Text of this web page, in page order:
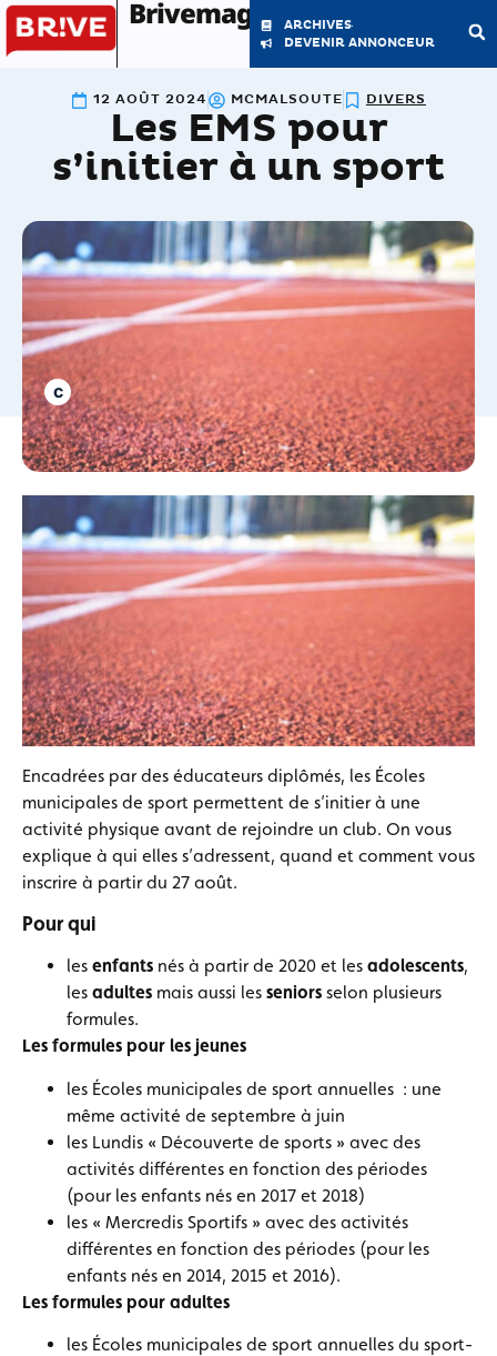
Brivemag'
ARCHIVES
DEVENIR ANNONCEUR
12 AOÛT 2024 MCMALSOUTE DIVERS
Les EMS pour
s’initier à un sport
Encadrées par des éducateurs diplômés, les Écoles
municipales de sport permettent de s’initier à une
activité physique avant de rejoindre un club. On vous
explique à qui elles s’adressent, quand et comment vous
inscrire à partir du 27 août.
Pour qui
les enfants nés à partir de 2020 et les adolescents,
les adultes mais aussi les seniors selon plusieurs
formules.
Les formules pour les jeunes
les Écoles municipales de sport annuelles : une
même activité de septembre à juin
les Lundis « Découverte de sports » avec des
activités différentes en fonction des périodes
(pour les enfants nés en 2017 et 2018)
les « Mercredis Sportifs » avec des activités
différentes en fonction des périodes (pour les
enfants nés en 2014, 2015 et 2016).
Les formules pour adultes
les Écoles municipales de sport annuelles du sport-